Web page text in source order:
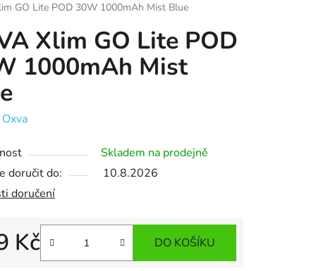
GO Lite POD 30W 1000mAh Mist Blue
Xlim GO Lite POD
1000mAh Mist
Oxva
Skladem na prodejně
doručit do:
10.8.2026
doručení
Kč DO KOŠÍKU